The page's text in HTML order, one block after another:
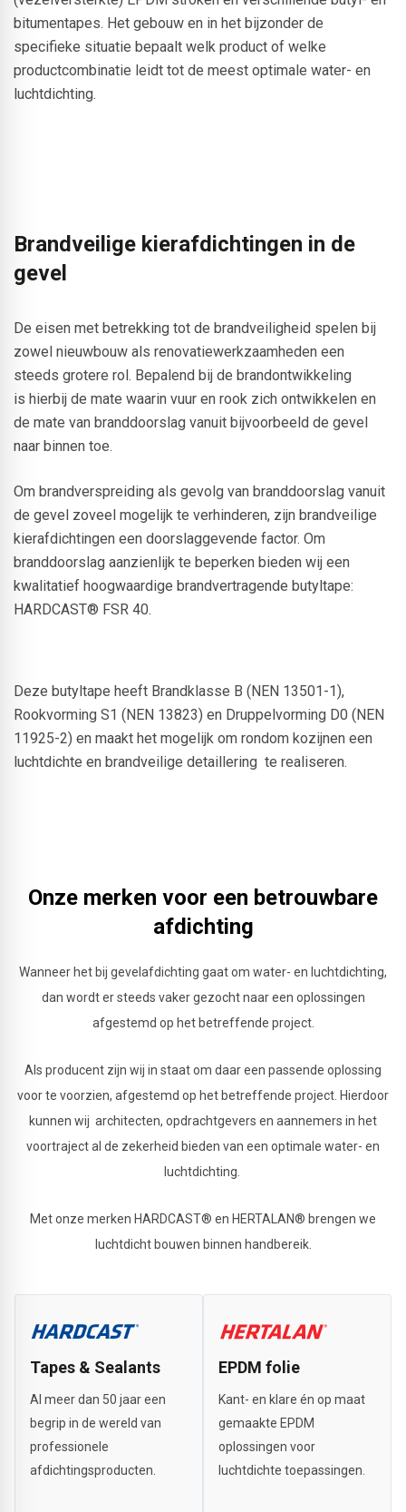
bitumentapes. Het gebouw en in het bijzonder de
specifieke situatie bepaalt welk product of welke
productcombinatie leidt tot de meest optimale water- en
luchtdichting.
Brandveilige kierafdichtingen in de
gevel
De eisen met betrekking tot de brandveiligheid spelen bij
zowel nieuwbouw als renovatiewerkzaamheden een
steeds grotere rol. Bepalend bij de brandontwikkeling
is hierbij de mate waarin vuur en rook zich ontwikkelen en
de mate van branddoorslag vanuit bijvoorbeeld de gevel
naar binnen toe.
Om brandverspreiding als gevolg van branddoorslag vanuit
de gevel zoveel mogelijk te verhinderen, zijn brandveilige
kierafdichtingen een doorslaggevende factor. Om
branddoorslag aanzienlijk te beperken bieden wij een
kwalitatief hoogwaardige brandvertragende butyltape:
HARDCAST® FSR 40.
Deze butyltape heeft Brandklasse B (NEN 13501-1),
Rookvorming S1 (NEN 13823) en Druppelvorming D0 (NEN
11925-2) en maakt het mogelijk om rondom kozijnen een
luchtdichte en brandveilige detaillering te realiseren.
Onze merken voor een betrouwbare
afdichting
Wanneer het bij gevelafdichting gaat om water- en luchtdichting,
dan wordt er steeds vaker gezocht naar een oplossingen
afgestemd op het betreffende project.
Als producent zijn wij in staat om daar een passende oplossing
voor te voorzien, afgestemd op het betreffende project. Hierdoor
kunnen wij architecten, opdrachtgevers en aannemers in het
voortraject al de zekerheid bieden van een optimale water- en
luchtdichting.
Met onze merken HARDCAST® en HERTALAN® brengen we
luchtdicht bouwen binnen handbereik.
Tapes & Sealants
Al meer dan 50 jaar een
begrip in de wereld van
professionele
afdichtingsproducten.
EPDM folie
Kant- en klare én op maat
gemaakte EPDM
oplossingen voor
luchtdichte toepassingen.